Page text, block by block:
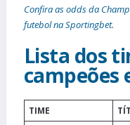
Confira as odds da
futebol na Sportingbet.
Lista dos
campeões
TIME